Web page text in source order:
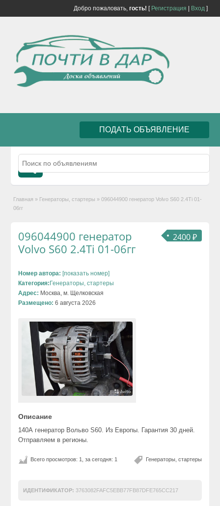
Добро пожаловать, гость! [ Регистрация Вход]
ПОДАТЬ ОБЪЯВЛЕНИЕ
Главная » Генераторы, стартеры » 096044900 генератор Volvo S60 2.4Ti 01-
06гг
2400 ₽
096044900 генератор
Volvo S60 2.4Ti 01-06гг
Номер автора: [показать номер]
Категория: Генераторы, стартеры
Адрес: Москва, м. Щелковская
Размещено: 6 августа 2026
Описание
140А генератор Вольво S60. Из Европы. Гарантия 30 дней.
Отправляем в регионы.
Генераторы, стартеры
Всего просмотров: 1, за сегодня: 1
ИДЕНТИФИКАТОР: 3763082FAFC5EBB77FB87DFE765CC217